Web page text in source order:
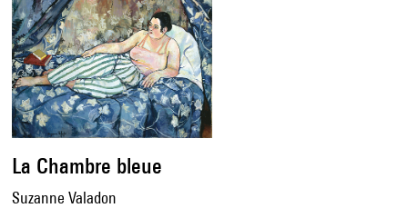
La Chambre bleue
Suzanne Valadon